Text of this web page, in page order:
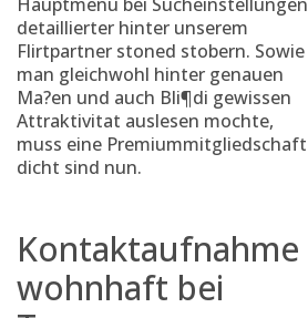
detaillierter hinter unserem
Flirtpartner stoned stobern. Sowie
man gleichwohl hinter genauen
Ma?en und auch Bli¶di gewissen
Attraktivitat auslesen mochte,
muss eine Premiummitgliedschaft
dicht sind nun.
Kontaktaufnahme
wohnhaft bei